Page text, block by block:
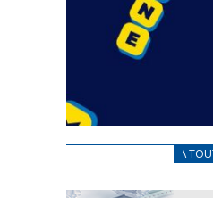
CARNET
25 avril 2022
\